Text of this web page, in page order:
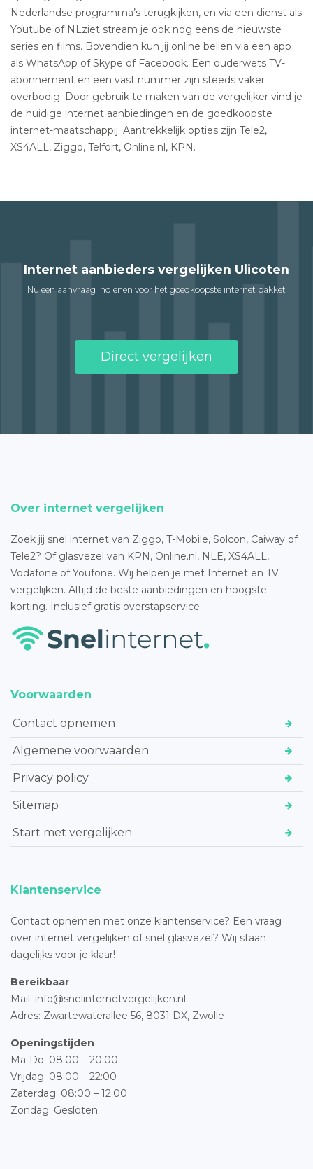
Nederlandse programma’s terugkijken, en via een dienst als
Youtube of NLziet stream je ook nog eens de nieuwste
series en films. Bovendien kun jij online bellen via een app
als WhatsApp of Skype of Facebook. Een ouderwets TV-
abonnement en een vast nummer zijn steeds vaker
overbodig. Door gebruik te maken van de vergelijker vind je
de huidige internet aanbiedingen en de goedkoopste
internet-maatschappij. Aantrekkelijk opties zijn Tele2,
XS4ALL, Ziggo, Telfort, Online.nl, KPN.
Internet aanbieders vergelijken Ulicoten
Nu een aanvraag indienen voor het goedkoopste internet pakket
Direct vergelijken
Over internet vergelijken
Zoek jij snel internet van Ziggo, T-Mobile, Solcon, Caiway of
Tele2? Of glasvezel van KPN, Online.nl, NLE, XS4ALL,
Vodafone of Youfone. Wij helpen je met Internet en TV
vergelijken. Altijd de beste aanbiedingen en hoogste
korting. Inclusief gratis overstapservice.
Voorwaarden
Contact opnemen
Algemene voorwaarden
Privacy policy
Sitemap
Start met vergelijken
Klantenservice
Contact opnemen met onze klantenservice? Een vraag
over internet vergelijken of snel glasvezel? Wij staan
dagelijks voor je klaar!
Bereikbaar
Mail: info@snelinternetvergelijken.nl
Adres: Zwartewaterallee 56, 8031 DX, Zwolle
Openingstijden
Ma-Do: 08:00 – 20:00
Vrijdag: 08:00 – 22:00
Zaterdag: 08:00 – 12:00
Zondag: Gesloten